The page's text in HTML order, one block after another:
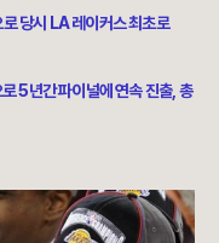
당시 LA 레이커스 최초로
5년간 파이널에 연속 진출, 총